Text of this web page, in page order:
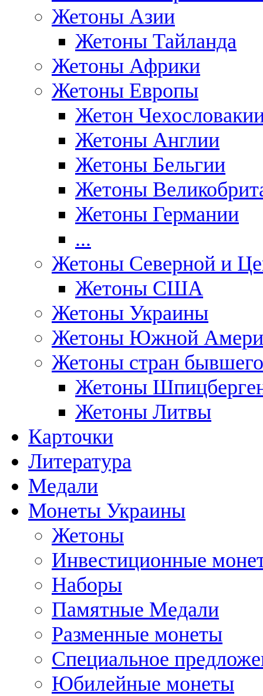
Жетоны Азии
Жетоны Тайланда
Жетоны Африки
Жетоны Европы
Жетон
Жетоны Англии
Жетоны Бельгии
Жетоны
Жетоны Германии
...
Жетоны Северной и
Жетоны США
Жетоны Украины
Жетоны Южной
Жетоны стран
Жетоны
Жетоны Литвы
Карточки
Литература
Медали
Монеты Украины
Жетоны
Инвестиционные
Наборы
Памятные Медали
Разменные монеты
Специальное
Юбилейные монеты